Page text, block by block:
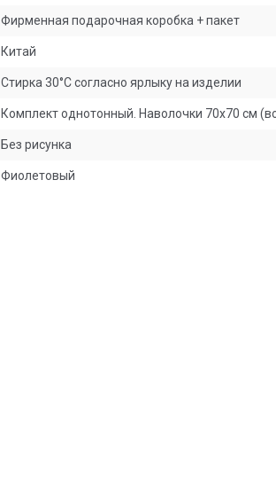
Фирменная подарочная коробка + пакет
Китай
Стирка 30°C согласно ярлыку на изделии
Комплект однотонный. Наволочки 70х70 см
Без рисунка
Фиолетовый